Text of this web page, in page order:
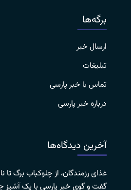
برگه‌ها
ارسال خبر
تبلیغات
تماس با خبر پارسی
درباره خبر پارسی
آخرین دیدگاه‌ها
غذای رزمندگان، از چلوکباب برگ
گفت و گوی خبر پارسی با یک آشپز